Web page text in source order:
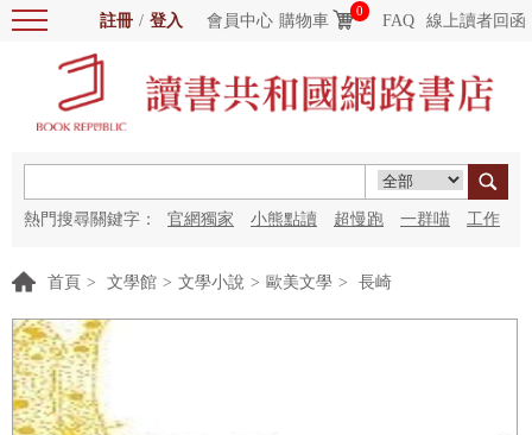
註冊 / 登入 會員中心 購物車
0
FAQ 線上讀者回函
熱門搜尋關鍵字： 官網獨家 小熊點讀 超慢跑 一群喵 工作
首頁 > 文學館 > 文學小說 > 歐美文學 > 長崎